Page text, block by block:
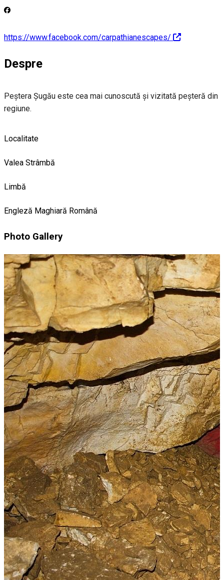
https://www.facebook.com/carpathianescapes/
Despre
Peştera Şugău este cea mai cunoscută şi vizitată peşteră din
regiune.
Localitate
Valea Strâmbă
Limbă
Engleză Maghiară Română
Photo Gallery